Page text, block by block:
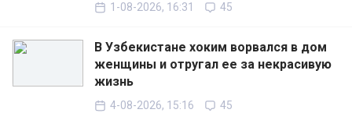
1-08-2026, 16:31 45
В Узбекистане хоким ворвался в дом
женщины и отругал ее за некрасивую
жизнь
4-08-2026, 15:16 45